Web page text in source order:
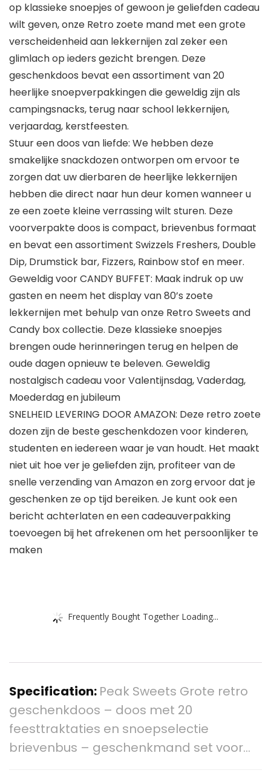
op klassieke snoepjes of gewoon je geliefden cadeau
wilt geven, onze Retro zoete mand met een grote
verscheidenheid aan lekkernijen zal zeker een
glimlach op ieders gezicht brengen. Deze
geschenkdoos bevat een assortiment van 20
heerlijke snoepverpakkingen die geweldig zijn als
campingsnacks, terug naar school lekkernijen,
verjaardag, kerstfeesten.
Stuur een doos van liefde: We hebben deze
smakelijke snackdozen ontworpen om ervoor te
zorgen dat uw dierbaren de heerlijke lekkernijen
hebben die direct naar hun deur komen wanneer u
ze een zoete kleine verrassing wilt sturen. Deze
voorverpakte doos is compact, brievenbus formaat
en bevat een assortiment Swizzels Freshers, Double
Dip, Drumstick bar, Fizzers, Rainbow stof en meer.
Geweldig voor CANDY BUFFET: Maak indruk op uw
gasten en neem het display van 80’s zoete
lekkernijen met behulp van onze Retro Sweets and
Candy box collectie. Deze klassieke snoepjes
brengen oude herinneringen terug en helpen de
oude dagen opnieuw te beleven. Geweldig
nostalgisch cadeau voor Valentijnsdag, Vaderdag,
Moederdag en jubileum
SNELHEID LEVERING DOOR AMAZON: Deze retro zoete
dozen zijn de beste geschenkdozen voor kinderen,
studenten en iedereen waar je van houdt. Het maakt
niet uit hoe ver je geliefden zijn, profiteer van de
snelle verzending van Amazon en zorg ervoor dat je
geschenken ze op tijd bereiken. Je kunt ook een
bericht achterlaten en een cadeauverpakking
toevoegen bij het afrekenen om het persoonlijker te
maken
Frequently Bought Together Loading...
Specification: Peak Sweets Grote retro
geschenkdoos – doos met 20
feesttraktaties en snoepselectie
brievenbus – geschenkmand set voor…